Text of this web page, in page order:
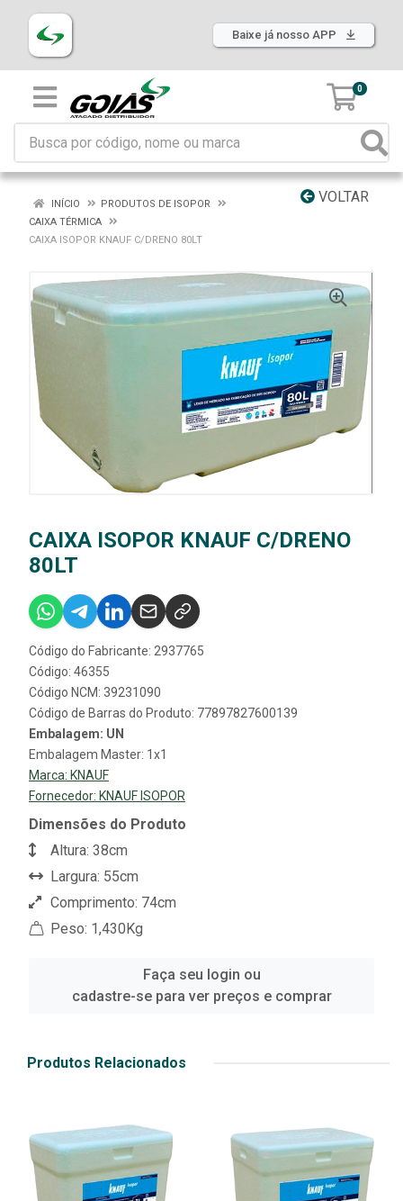
Baixe já nosso APP
0
VOLTAR
INÍCIO
PRODUTOS DE ISOPOR
CAIXA TÉRMICA
CAIXA ISOPOR KNAUF C/DRENO 80LT
CAIXA ISOPOR KNAUF C/DRENO
80LT
Código do Fabricante: 2937765
Código: 46355
Código NCM: 39231090
Código de Barras do Produto: 77897827600139
Embalagem: UN
Embalagem Master: 1x1
Marca: KNAUF
Fornecedor: KNAUF ISOPOR
Dimensões do Produto
Altura: 38cm
Largura: 55cm
Comprimento: 74cm
Peso: 1,430Kg
Faça seu login ou
cadastre-se para ver preços e comprar
Produtos Relacionados